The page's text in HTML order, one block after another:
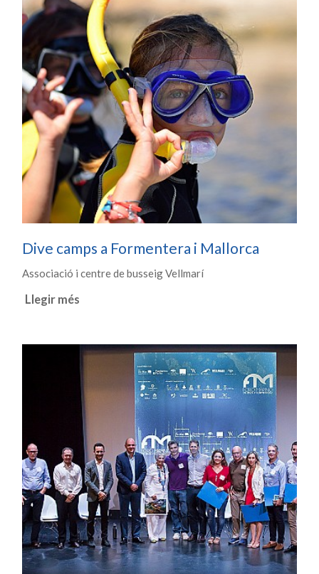
Dive camps a Formentera i Mallorca
Associació i centre de busseig Vellmarí
Llegir més